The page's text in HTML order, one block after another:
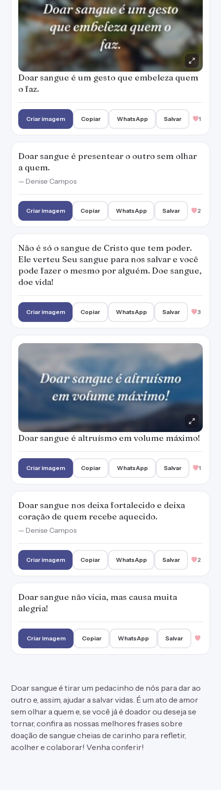
Doar sangue é um gesto que embeleza quem
o faz.
Criar imagem Copiar WhatsApp Salvar 1
Doar sangue é presentear o outro sem olhar
a quem.
— Denise Campos
Criar imagem Copiar WhatsApp Salvar 2
Não é só o sangue de Cristo que tem poder.
Ele verteu Seu sangue para nos salvar e você
pode fazer o mesmo por alguém. Doe sangue,
doe vida!
Criar imagem Copiar WhatsApp Salvar 3
Doar sangue é altruísmo em volume máximo!
Criar imagem Copiar WhatsApp Salvar 1
Doar sangue nos deixa fortalecido e deixa
coração de quem recebe aquecido.
— Denise Campos
Criar imagem Copiar WhatsApp Salvar 2
Doar sangue não vicia, mas causa muita
alegria!
Criar imagem Copiar WhatsApp Salvar
Doar sangue é tirar um pedacinho de nós para dar ao
outro e, assim, ajudar a salvar vidas. É um ato de amor
sem olhar a quem e, se você já é doador ou deseja se
tornar, confira as nossas melhores frases sobre
doação de sangue cheias de carinho para refletir,
acolher e colaborar! Venha conferir!